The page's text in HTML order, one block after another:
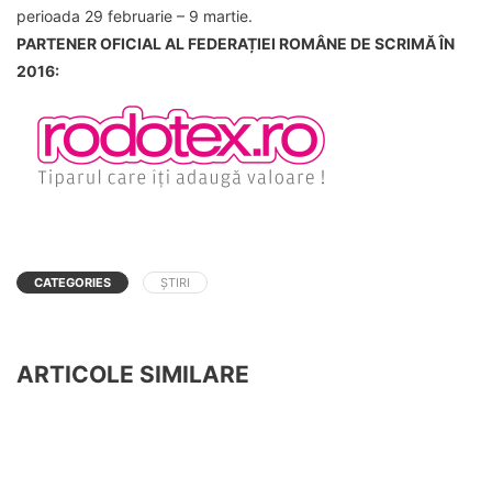
perioada 29 februarie – 9 martie.
PARTENER OFICIAL AL FEDERAȚIEI ROMÂNE DE SCRIMĂ ÎN
2016:
CATEGORIES ȘTIRI
ARTICOLE SIMILARE